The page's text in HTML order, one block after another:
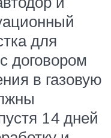
для
договором
в газовую
14 дней